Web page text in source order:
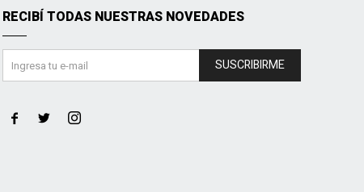
RECIBÍ TODAS NUESTRAS NOVEDADES
SUSCRIBIRME
  